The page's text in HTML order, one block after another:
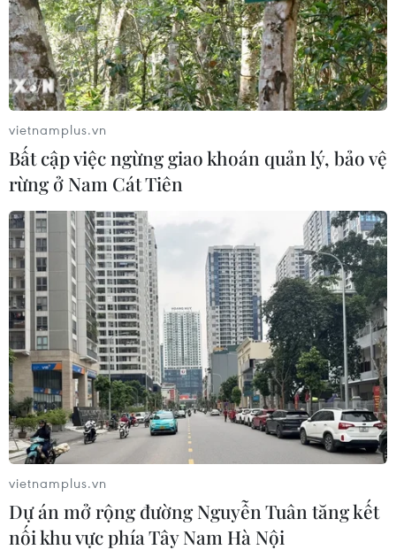
TIN CÙNG CHUYÊN MỤC
Đến năm 2030, Việt Nam làm chủ ít
nhất 4 công nghệ chiến lược
06/08/2026 12:58
Trung Quốc vận hành giàn phát điện
gió nổi đầu tiên chịu được bão cấp 17
06/08/2026 11:20
vietnamplus.vn
Bất cập việc ngừng giao khoán quản lý, bảo vệ
rừng ở Nam Cát Tiên
vietnamplus.vn
Dự án mở rộng đường Nguyễn Tuân tăng kết
nối khu vực phía Tây Nam Hà Nội